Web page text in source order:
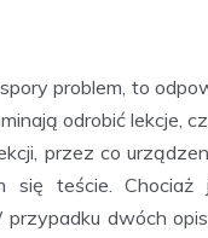
problem, to
odrobić lekcje,
przez co
się teście.
przypadku dwóch